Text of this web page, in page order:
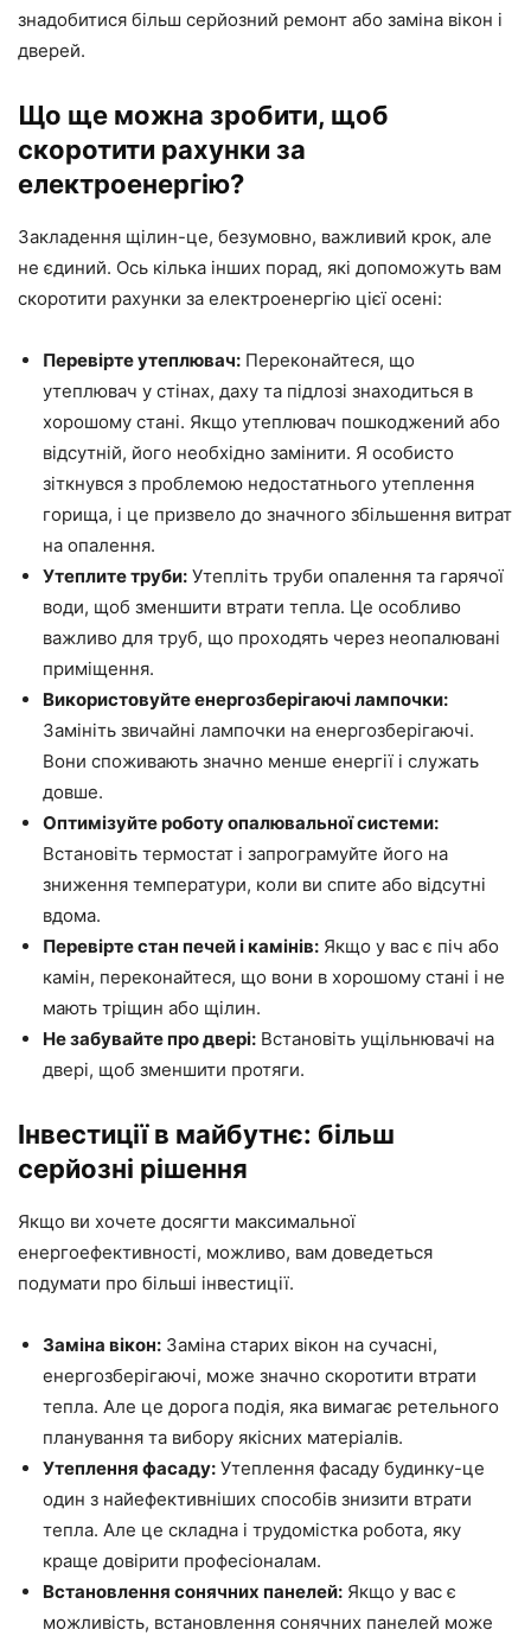
знадобитися більш серйозний ремонт або заміна вікон і
дверей.
Що ще можна зробити, щоб
скоротити рахунки за
електроенергію?
Закладення щілин-це, безумовно, важливий крок, але
не єдиний. Ось кілька інших порад, які допоможуть вам
скоротити рахунки за електроенергію цієї осені:
Перевірте утеплювач: Переконайтеся, що
утеплювач у стінах, даху та підлозі знаходиться в
хорошому стані. Якщо утеплювач пошкоджений або
відсутній, його необхідно замінити. Я особисто
зіткнувся з проблемою недостатнього утеплення
горища, і це призвело до значного збільшення витрат
на опалення.
Утеплите труби: Утепліть труби опалення та гарячої
води, щоб зменшити втрати тепла. Це особливо
важливо для труб, що проходять через неопалювані
приміщення.
Використовуйте енергозберігаючі лампочки:
Замініть звичайні лампочки на енергозберігаючі.
Вони споживають значно менше енергії і служать
довше.
Оптимізуйте роботу опалювальної системи:
Встановіть термостат і запрограмуйте його на
зниження температури, коли ви спите або відсутні
вдома.
Перевірте стан печей і камінів: Якщо у вас є піч або
камін, переконайтеся, що вони в хорошому стані і не
мають тріщин або щілин.
Не забувайте про двері: Встановіть ущільнювачі на
двері, щоб зменшити протяги.
Інвестиції в майбутнє: більш
серйозні рішення
Якщо ви хочете досягти максимальної
енергоефективності, можливо, вам доведеться
подумати про більші інвестиції.
Заміна вікон: Заміна старих вікон на сучасні,
енергозберігаючі, може значно скоротити втрати
тепла. Але це дорога подія, яка вимагає ретельного
планування та вибору якісних матеріалів.
Утеплення фасаду: Утеплення фасаду будинку-це
один з найефективніших способів знизити втрати
тепла. Але це складна і трудомістка робота, яку
краще довірити професіоналам.
Встановлення сонячних панелей: Якщо у вас є
можливість, встановлення сонячних панелей може